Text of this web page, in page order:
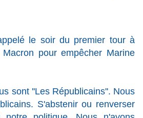
le soir du premier tour à
pour empêcher Marine
sont ''Les Républicains''. Nous
S'abstenir ou renverser